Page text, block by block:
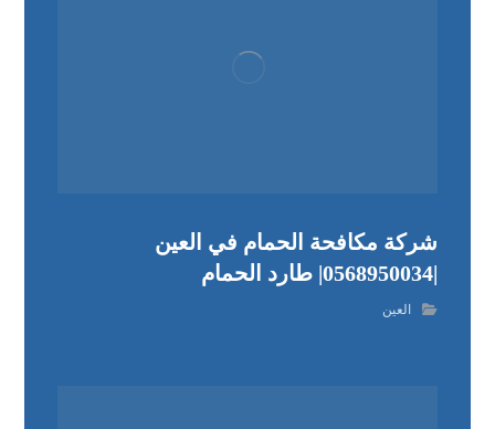
شركة مكافحة الحمام في العين
|0568950034| طارد الحمام
العين